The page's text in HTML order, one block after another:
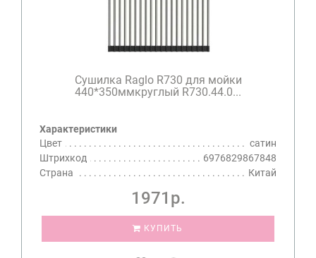
Сушилка Raglo R730 для мойки
440*350ммкруглый R730.44.0...
Характеристики
Цвет
сатин
Штрихкод
6976829867848
Страна
Китай
1971р.
КУПИТЬ